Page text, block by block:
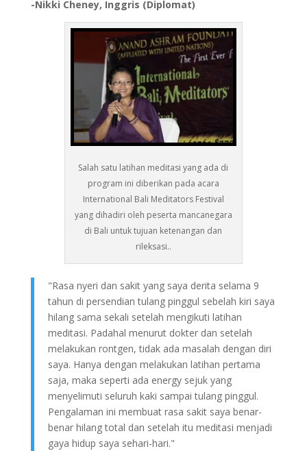
-Nikki Cheney, Inggris (Diplomat)
Salah satu latihan meditasi yang ada di
program ini diberikan pada acara
International Bali Meditators Festival
yang dihadiri oleh peserta mancanegara
di Bali untuk tujuan ketenangan dan
rileksasi..
"Rasa nyeri dan sakit yang saya derita selama 9
tahun di persendian tulang pinggul sebelah kiri saya
hilang sama sekali setelah mengikuti latihan
meditasi. Padahal menurut dokter dan setelah
melakukan rontgen, tidak ada masalah dengan diri
saya. Hanya dengan melakukan latihan pertama
saja, maka seperti ada energy sejuk yang
menyelimuti seluruh kaki sampai tulang pinggul.
Pengalaman ini membuat rasa sakit saya benar-
benar hilang total dan setelah itu meditasi menjadi
gaya hidup saya sehari-hari."